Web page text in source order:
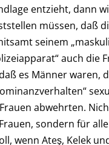
entzieht, dann
müssen, daß
seinem
auch die
es Männer waren,
abwehrten.
sondern für
wenn Ateş, Kelek